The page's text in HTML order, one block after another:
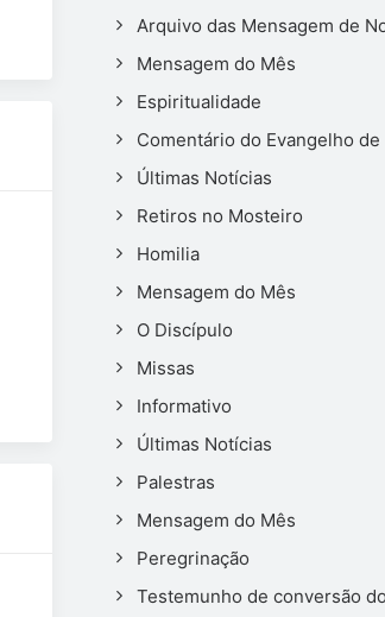
Arquivo das Mensagem de
Mensagem do Mês
Espiritualidade
Comentário do Evangelho
Últimas Notícias
Retiros no Mosteiro
Homilia
Mensagem do Mês
O Discípulo
Missas
Informativo
Últimas Notícias
Palestras
Mensagem do Mês
Peregrinação
Testemunho de conversão